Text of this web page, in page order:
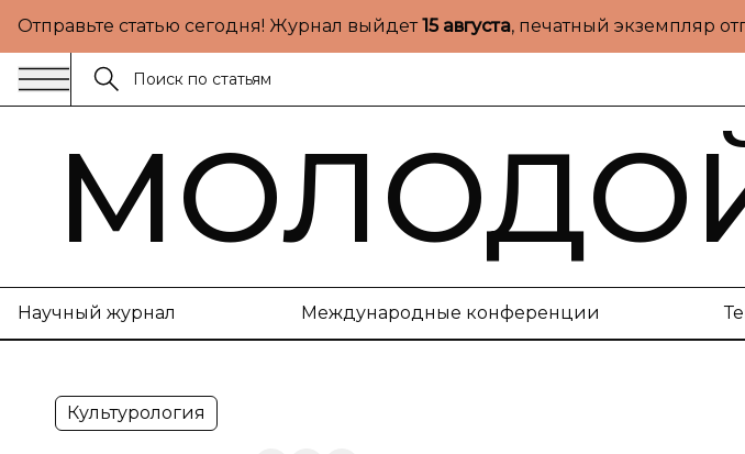
Отправьте статью сегодня! Журнал выйдет15 августа, печатный экземпляр
Научный журнал Международные конференции
Культурология